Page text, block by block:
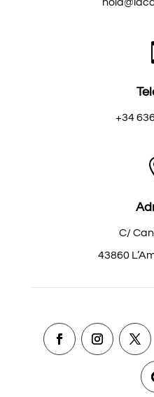
+34
C/
43860